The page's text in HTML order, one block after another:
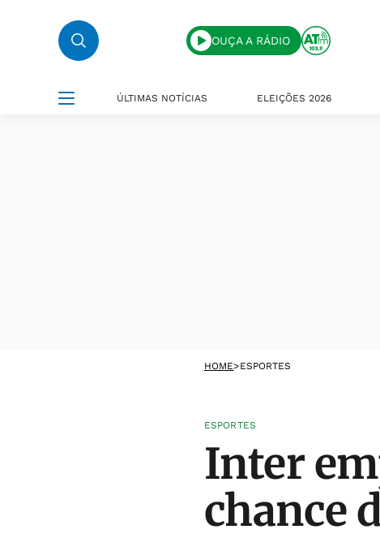
OUÇA A RÁDIO
ÚLTIMAS NOTÍCIAS ELEIÇÕES 2026
HOME>ESPORTES
ESPORTES
Inter
chance